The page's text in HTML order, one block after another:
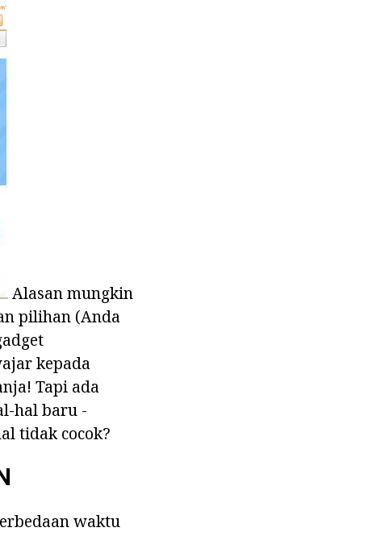
Alasan mungkin
pilihan (Anda
kepada
Tapi ada
hal baru -
tidak cocok?
waktu